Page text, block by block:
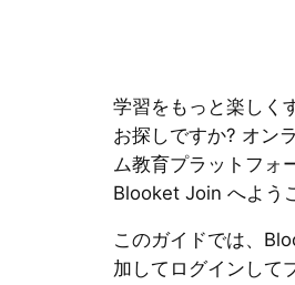
学習をもっと楽しく
お探しですか? オン
ム教育プラットフォ
Blooket Join へよう
このガイドでは、
加してログインして